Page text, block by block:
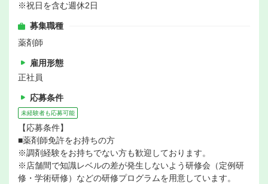
※祝日を含む週休2日
募集職種
薬剤師
雇用形態
正社員
応募条件
未経験者も応募可能
【応募条件】
■薬剤師免許をお持ちの方
※調剤経験をお持ちでない方も歓迎しております。
※店舗間で知識レベルの差が発生しないよう研修会（定例研
修・学術研修）などの研修プログラムを用意しています。